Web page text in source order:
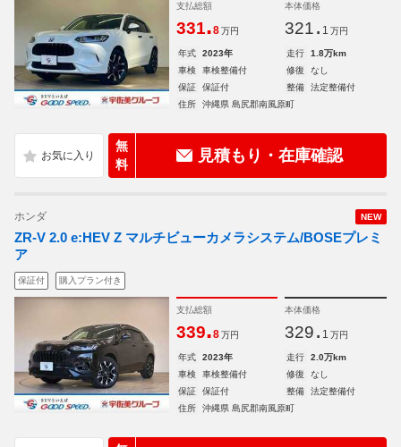
支払総額
331.8 万円
本体価格
321. 1 万円
年式 2023年 走行
1.8万km
車検
車検整備付 修復
なし
保証
保証付 整備
法定整備付
住所
沖縄県 島尻郡南風原町
無
料
見積もり・在庫確認
NEW
ホンダ
ZR-V 2.0 e:HEV Z マルチビューカメラシステム/BOSEプレミ
ア
保証付 購入プラン付き
支払総額
339.8 万円
本体価格
329. 1 万円
年式 2023年 走行
2.0万km
車検
車検整備付 修復
なし
保証
保証付 整備
法定整備付
住所
沖縄県 島尻郡南風原町